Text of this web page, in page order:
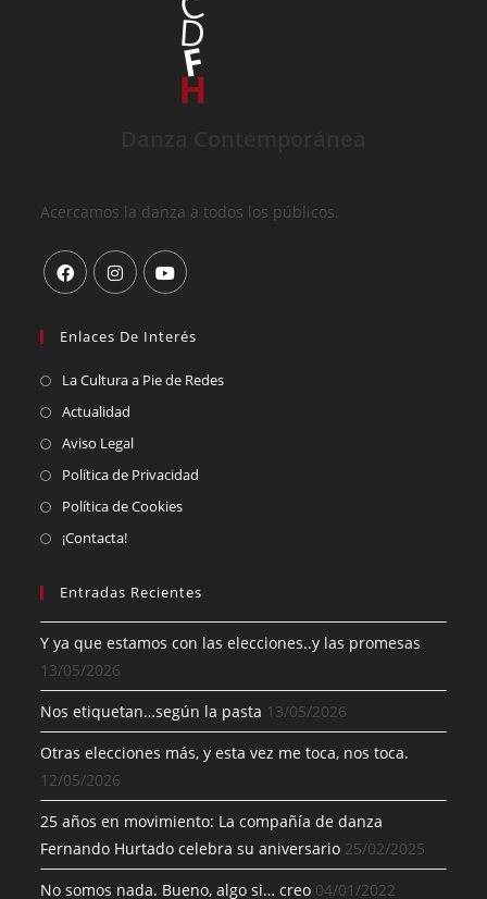
Acercamos la danza a todos los públicos.
Enlaces De Interés
La Cultura a Pie de Redes
Actualidad
Aviso Legal
Política de Privacidad
Política de Cookies
¡Contacta!
Entradas Recientes
Y ya que estamos con las elecciones..y las promesas
13/05/2026
Nos etiquetan…según la pasta 13/05/2026
Otras elecciones más, y esta vez me toca, nos toca.
12/05/2026
25 años en movimiento: La compañía de danza
Fernando Hurtado celebra su aniversario 25/02/2025
No somos nada. Bueno, algo si… creo 04/01/2022